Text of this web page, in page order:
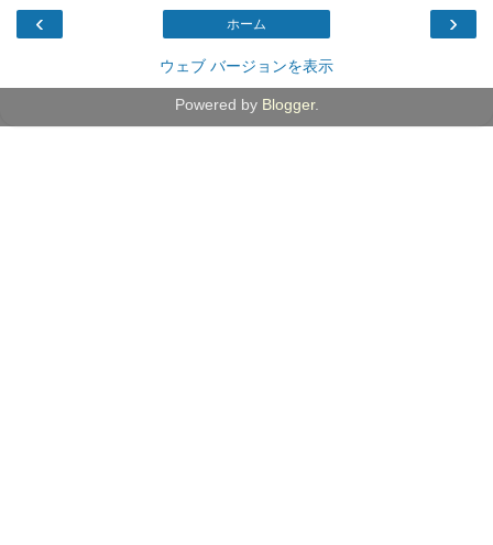
‹ ›
ホーム
ウェブ バージョンを表示
Powered by Blogger.